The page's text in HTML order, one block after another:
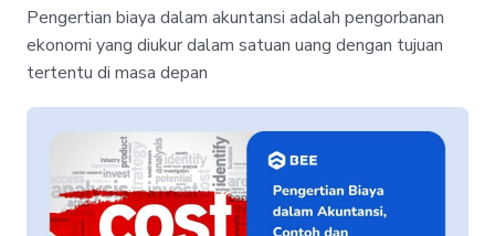
Pengertian biaya dalam akuntansi adalah pengorbanan
ekonomi yang diukur dalam satuan uang dengan tujuan
tertentu di masa depan